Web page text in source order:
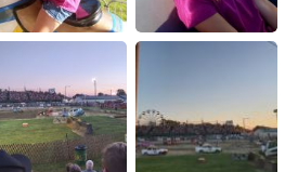
한국어
ไทย
Italiano